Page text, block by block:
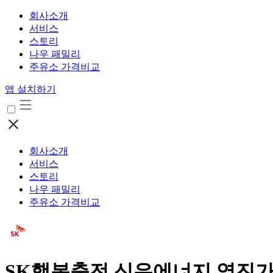
회사소개
서비스
스토리
나우 패밀리
주유소 가격비교
앱 설치하기
회사소개
서비스
스토리
나우 패밀리
주유소 가격비교